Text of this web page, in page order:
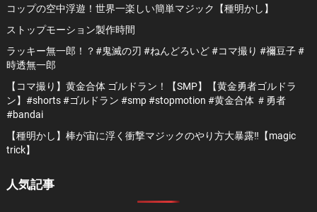
コップの空中浮遊！世界一楽しい簡単マジック【種明かし】
ストップモーション製作時間
ラッキー無一郎！？#鬼滅の刃 #ねんどろいど #コマ撮り #禰豆子 #
時透無一郎
【コマ撮り】黄金合体 ゴルドラン！【SMP】【黄金勇者ゴルドラ
ン】#shorts #ゴルドラン #smp #stopmotion #黄金合体 ＃勇者
#bandai
【種明かし】棒が宙に浮く衝撃マジックのやり方大暴露‼️【magic
trick】
人気記事